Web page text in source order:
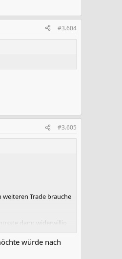
#3.604
#3.605
weiteren Trade brauche
dann widerwillig
würde nach